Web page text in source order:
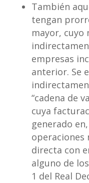
También
tengan
mayor, cuyo
empresas
anterior. Se
“cadena de
cuya
generado
operaciones
directa con
alguno de
1 del Real